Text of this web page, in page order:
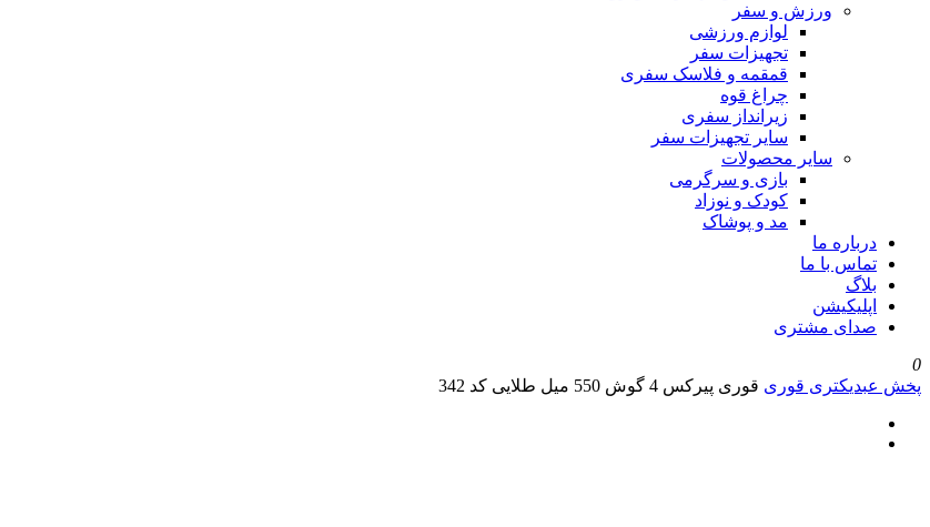
ورزش و سفر
لوازم ورزشی
تجهیزات سفر
قمقمه و فلاسک سفری
چراغ قوه
زیرانداز سفری
سایر تجهیزات سفر
سایر محصولات
بازی و سرگرمی
کودک و نوزاد
مد و پوشاک
درباره ما
تماس با ما
بلاگ
اپلیکیشن
صدای مشتری
0
پخش عبدیکتری قوری قوری پیرکس 4 گوش 550 میل طلایی کد 342